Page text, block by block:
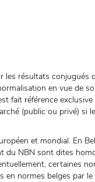
résultats conjugués
en vue de
fait référence
(public ou privé) si
et mondial. En
du NBN sont dites
certaines
en normes belges par le